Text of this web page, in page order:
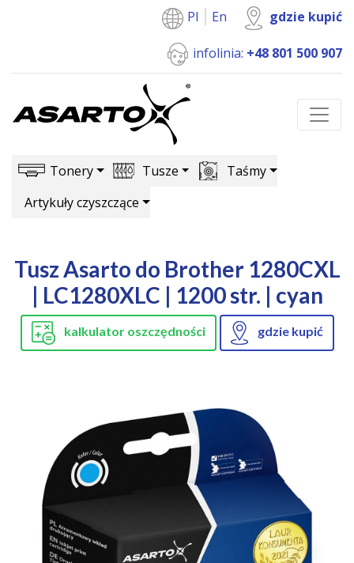
Pl En gdzie kupić
infolinia: +48 801 500 907
Tonery Tusze
Taśmy
Artykuły czyszczące
Tusz Asarto do Brother 1280CXL
| LC1280XLC | 1200 str. | cyan
kalkulator oszczędności gdzie kupić